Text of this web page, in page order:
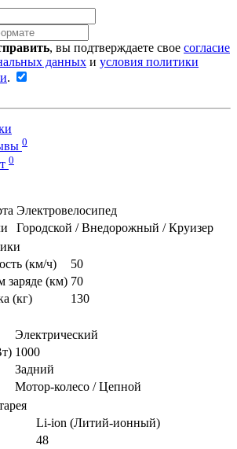
, вы подтверждаете свое согласие
данных и условия политики
.
0
0
Электровелосипед
Городской / Внедорожный / Круизер
(км/ч)
50
заряде (км) 70
(кг)
130
Электрический
1000
Задний
Мотор-колесо / Цепной
Li-ion (Литий-ионный)
48